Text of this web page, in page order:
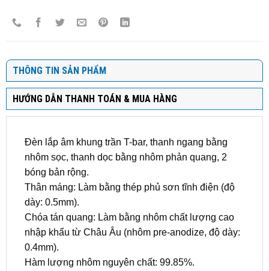
THÔNG TIN SẢN PHẨM
HƯỚNG DẪN THANH TOÁN & MUA HÀNG
Đèn lắp âm khung trần T-bar, thanh ngang bằng
nhôm sọc, thanh dọc bằng nhôm phản quang, 2
bóng bản rộng.
Thân máng: Làm bằng thép phủ sơn tĩnh điện (độ
dày: 0.5mm).
Chóa tán quang: Làm bằng nhôm chất lượng cao
nhập khẩu từ Châu Âu (nhôm pre-anodize, độ dày:
0.4mm).
Hàm lượng nhôm nguyên chất: 99.85%.